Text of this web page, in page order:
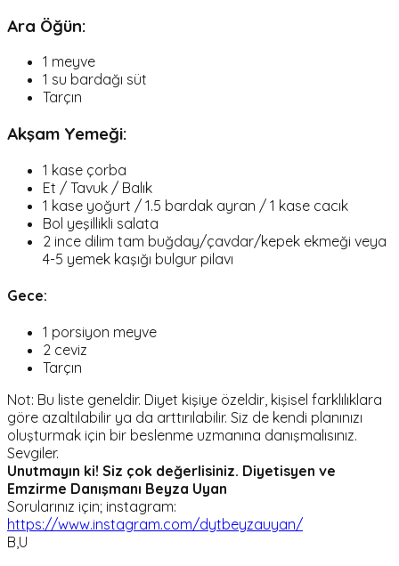
Ara Öğün:
1 meyve
1 su bardağı süt
Tarçın
Akşam Yemeği:
1 kase çorba
Et / Tavuk / Balık
1 kase yoğurt / 1.5 bardak ayran / 1 kase cacık
Bol yeşillikli salata
2 ince dilim tam buğday/çavdar/kepek ekmeği veya
4-5 yemek kaşığı bulgur pilavı
Gece:
1 porsiyon meyve
2 ceviz
Tarçın
Not: Bu liste geneldir. Diyet kişiye özeldir, kişisel farklılıklara
göre azaltılabilir ya da arttırılabilir. Siz de kendi planınızı
oluşturmak için bir beslenme uzmanına danışmalısınız.
Sevgiler.
Unutmayın ki! Siz çok değerlisiniz. Diyetisyen ve
Emzirme Danışmanı Beyza Uyan
Sorularınız için; instagram:
https://www.instagram.com/dytbeyzauyan/
B,U